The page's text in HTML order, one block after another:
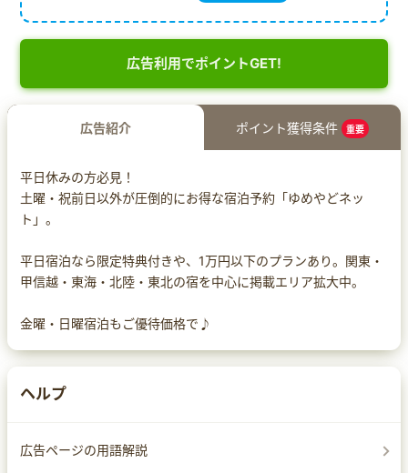
広告利用でポイントGET!
広告紹介 ポイント獲得条件 重要
平日休みの方必見！
土曜・祝前日以外が圧倒的にお得な宿泊予約「ゆめやどネッ
ト」。
平日宿泊なら限定特典付きや、1万円以下のプランあり。関東・
甲信越・東海・北陸・東北の宿を中心に掲載エリア拡大中。
金曜・日曜宿泊もご優待価格で♪
ヘルプ
広告ページの用語解説